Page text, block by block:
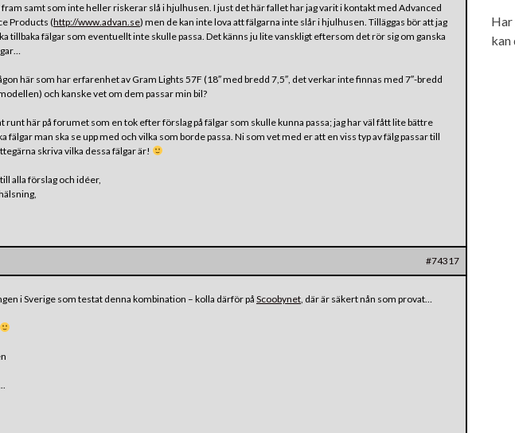
samt som inte heller riskerar slå i hjulhusen. I just det här fallet har jag varit i kontakt med Advanced
Products (http://www.advan.se) men de kan inte lova att fälgarna inte slår i hjulhusen. Tilläggas bör att jag
tillbaka fälgar som eventuellt inte skulle passa. Det känns ju lite vanskligt eftersom det rör sig om ganska
här som har erfarenhet av Gram Lights 57F (18″ med bredd 7,5″, det verkar inte finnas med 7″-bredd
och kanske vet om dem passar min bil?
runt här på forumet som en tok efter förslag på fälgar som skulle kunna passa; jag har väl fått lite bättre
fälgar man ska se upp med och vilka som borde passa. Ni som vet med er att en viss typ av fälg passar till
skriva vilka dessa fälgar är!
alla förslag och idéer,
#74317
i Sverige som testat denna kombination – kolla därför på Scoobynet , där är säkert nån som provat…
Har
kan